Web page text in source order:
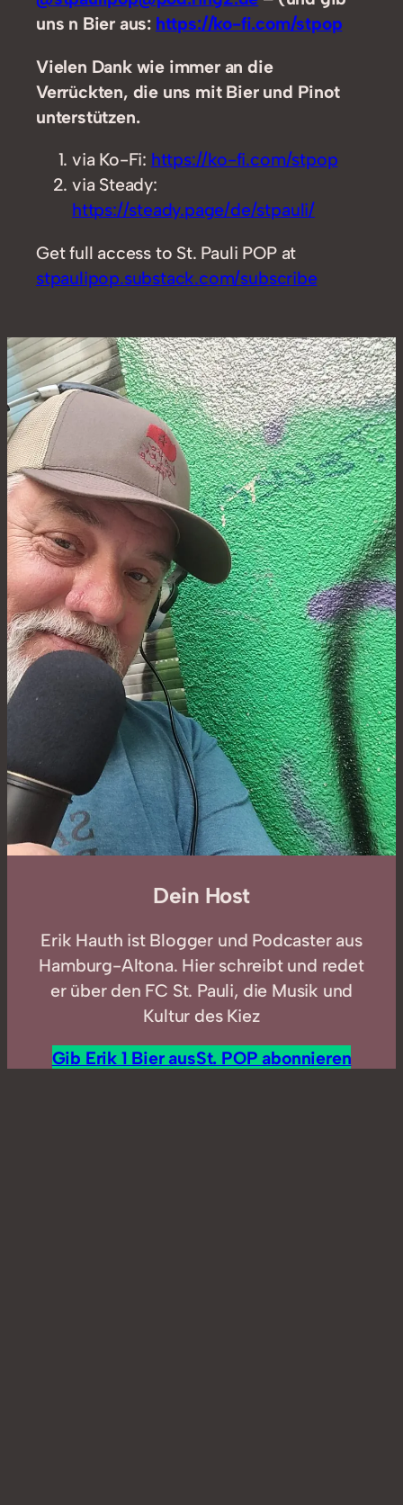
uns n Bier aus: https://ko-fi.com/stpop
Vielen Dank wie immer an die
Verrückten, die uns mit Bier und Pinot
unterstützen.
via Ko-Fi: https://ko-fi.com/stpop
via Steady:
https://steady.page/de/stpauli/
Get full access to St. Pauli POP at
stpaulipop.substack.com/subscribe
Dein Host
Erik Hauth ist Blogger und Podcaster aus
Hamburg-Altona. Hier schreibt und redet
er über den FC St. Pauli, die Musik und
Kultur des Kiez
Gib Erik 1 Bier ausSt. POP abonnieren